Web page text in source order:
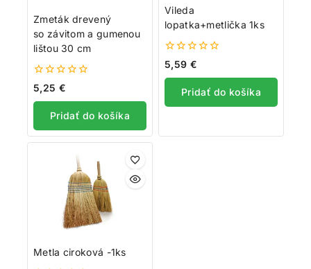
Zmeták drevený
so závitom a gumenou
lištou 30 cm
0
5
5,25 €
Pridať do košíka
Vileda
lopatka+metlička 1ks
0
5
5,59 €
Pridať do košíka
Metla ciroková -1ks